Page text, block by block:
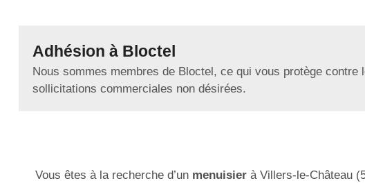
Adhésion à Bloctel
Nous sommes membres de Bloctel, ce qui vous protège contre
sollicitations commerciales non désirées.
Vous êtes à la recherche d’un menuisier à Villers-le-Château